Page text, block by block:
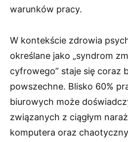
warunków pracy.
W kontekście zdrowia
określane jako „syndrom
cyfrowego” staje się coraz
powszechne. Blisko 60%
biurowych może
związanych z ciągłym
komputera oraz